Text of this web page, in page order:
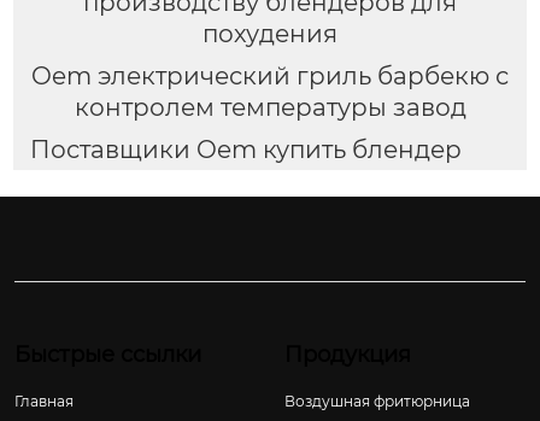
похудения
Oem электрический гриль барбекю с
контролем температуры завод
Поставщики Oem купить блендер
Главная
Воздушная фритюрница